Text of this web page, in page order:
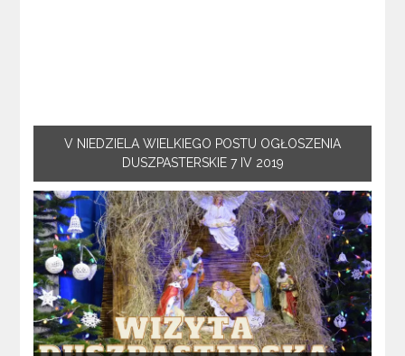
V NIEDZIELA WIELKIEGO POSTU OGŁOSZENIA
DUSZPASTERSKIE 7 IV 2019